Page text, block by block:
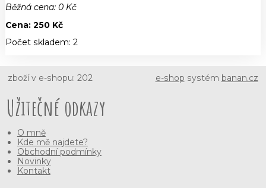
Běžná cena: 0Kč
Cena: 250Kč
Počet skladem: 2
zboží v e-shopu: 202 e-shop systém banan.cz
Užitečné odkazy
O mně
Kde mě najdete?
Obchodní podmínky
Novinky
Kontakt